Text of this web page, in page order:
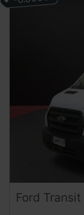
Ford Transit